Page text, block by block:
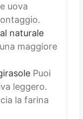
uova
naturale
maggiore
Puoi
leggero.
la farina